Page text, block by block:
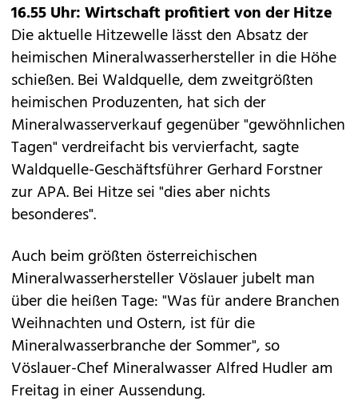
16.55 Uhr: Wirtschaft profitiert von der Hitze
Die aktuelle Hitzewelle lässt den Absatz der
heimischen Mineralwasserhersteller in die Höhe
schießen. Bei Waldquelle, dem zweitgrößten
heimischen Produzenten, hat sich der
Mineralwasserverkauf gegenüber "gewöhnlichen
Tagen" verdreifacht bis vervierfacht, sagte
Waldquelle-Geschäftsführer Gerhard Forstner
zur APA. Bei Hitze sei "dies aber nichts
besonderes".
Auch beim größten österreichischen
Mineralwasserhersteller Vöslauer jubelt man
über die heißen Tage: "Was für andere Branchen
Weihnachten und Ostern, ist für die
Mineralwasserbranche der Sommer", so
Vöslauer-Chef Mineralwasser Alfred Hudler am
Freitag in einer Aussendung.